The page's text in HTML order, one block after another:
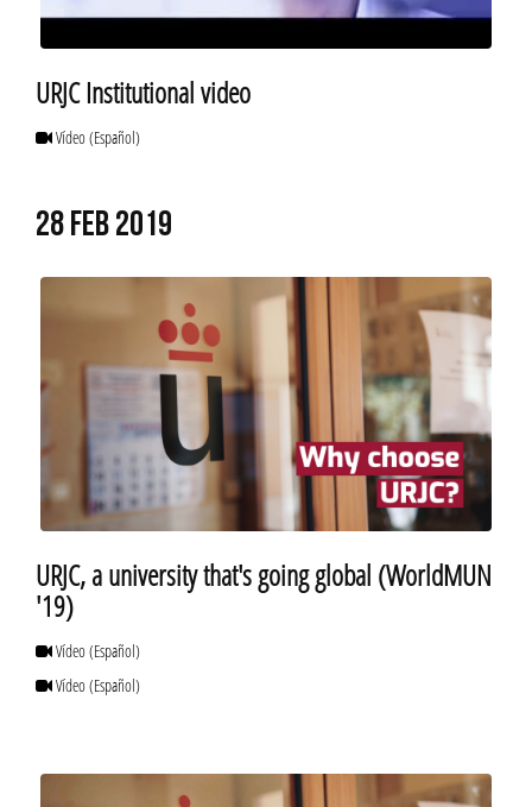
URJC Institutional video
Vídeo(Español)
28 FEB 2019
URJC, a university that's going global (WorldMUN
'19)
Vídeo(Español)
Vídeo(Español)